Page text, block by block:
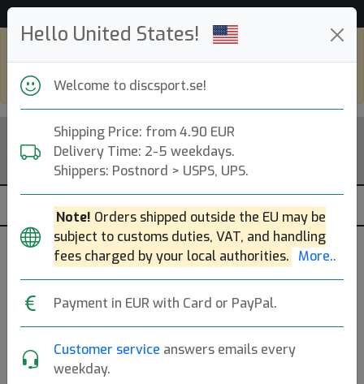
Hello United States!
Welcome to discsport.se!
Shipping Price: from 4.90 EUR
Delivery Time: 2-5 weekdays.
Shippers: Postnord > USPS, UPS.
Note! Orders shipped outside the EU may be
subject to customs duties, VAT, and handling
fees charged by your local authorities. More..
Payment in EUR with Card or PayPal.
Customer service answers emails every
weekday.
go todiscsport.com
Previous Next
Pearlwhite
Neo Splice
Discmania